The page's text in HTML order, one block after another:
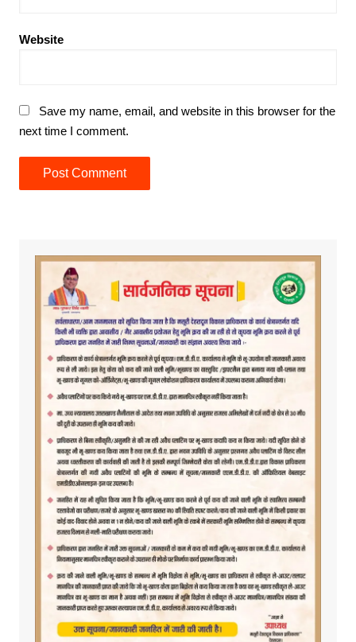
Website
Save my name, email, and website in this browser for the
next time I comment.